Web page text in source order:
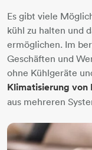
Es gibt viele
kühl zu halten und
ermöglichen. Im
Geschäften und
ohne Kühlgeräte
Klimatisierung von
aus mehreren